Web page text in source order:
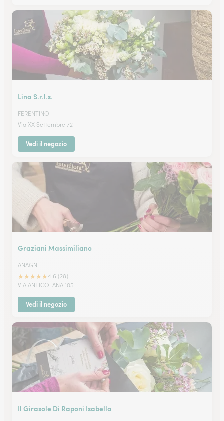
Lina S.r.l.s.
FERENTINO
Via XX Settembre 72
Vedi il negozio
Graziani Massimiliano
ANAGNI
★★★★★4.6 (28)
VIA ANTICOLANA 105
Vedi il negozio
Il Girasole Di Raponi Isabella